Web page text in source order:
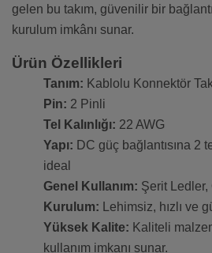
gelen bu takım, güvenilir bir
kurulum imkânı sunar.
Ürün Özellikleri
Tanım: Kablolu Konnektör
Pin: 2 Pinli
Tel Kalınlığı: 22 AWG
Yapı: DC güç bağlantısına 2
ideal
Genel Kullanım: Şerit Ledler,
Kurulum:
Lehimsiz, hızlı ve
Yüksek Kalite: Kaliteli
kullanım imkanı sunar.